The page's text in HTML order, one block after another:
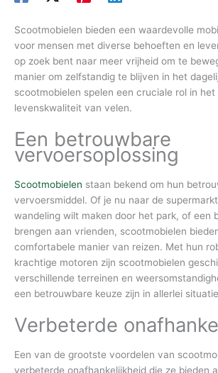
Scootmobielen bieden een waardevolle
voor mensen met diverse behoeften en
op zoek bent naar meer vrijheid om te
manier om zelfstandig te blijven in het
scootmobielen spelen een cruciale rol in
levenskwaliteit van velen.
Een betrouwbare
vervoersoplossing
Scootmobielen staan bekend om hun
vervoersmiddel. Of je nu naar de
wandeling wilt maken door het park, of een
brengen aan vrienden, scootmobielen
comfortabele manier van reizen. Met hun
krachtige motoren zijn scootmobielen
verschillende terreinen en
een betrouwbare keuze zijn in allerlei
Verbeterde
Een van de grootste voordelen van
verbeterde onafhankelijkheid die ze bieden